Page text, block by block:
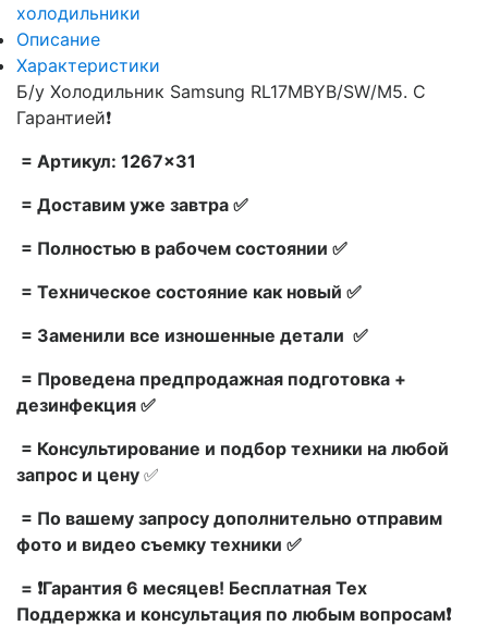
холодильники
Описание
Характеристики
Б/у Холодильник Samsung RL17MBYB/SW/M5. С
Гарантией❗
= Артикул: 1267×31
= Доставим уже завтра ✅
= Полностью в рабочем состоянии ✅
= Техническое состояние как новый ✅
= Заменили все изношенные детали ✅
= Проведена предпродажная подготовка +
дезинфекция ✅
= Консультирование и подбор техники на любой
запрос и цену ✅
= По вашему запросу дополнительно отправим
фото и видео съемку техники ✅
= ❗Гарантия 6 месяцев! Бесплатная Тех
Поддержка и консультация по любым вопросам❗